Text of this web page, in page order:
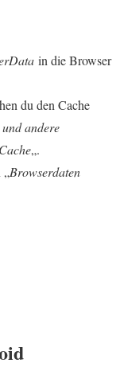
in die Browser
du den Cache
andere
„.
Browserdaten